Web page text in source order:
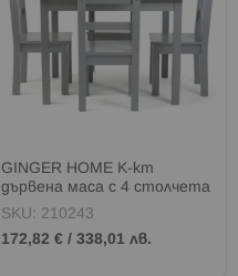
GINGER HOME К-кт
дървена маса с 4 столчета
СИВА
SKU: 210243
172,82 € /338,01 лв.